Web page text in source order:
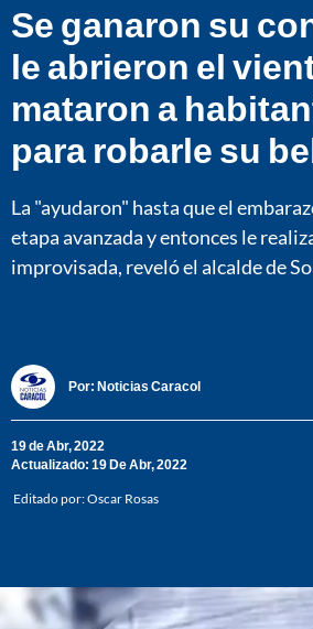
Se ganaron su
le abrieron el
mataron a
para robarle su
La "ayudaron" hasta que el
etapa avanzada y entonces le
improvisada, reveló el alcalde de
Por: Noticias Caracol
19 de Abr, 2022
Actualizado: 19 De Abr, 2022
Editado por:Oscar Rosas